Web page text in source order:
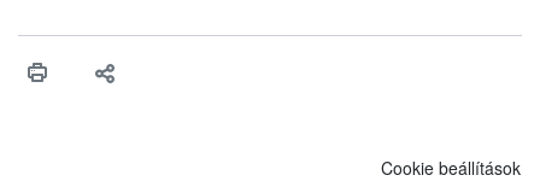
érésű szőlőkben is legyen lehetőség a károsító elleni további
felhasználók számára is elérhető és ökológiai termesztésben is
Cookie beállítások